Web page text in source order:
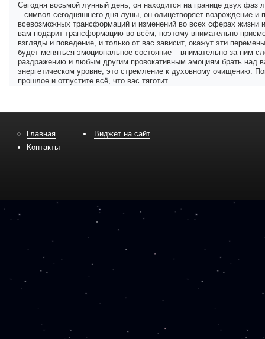
Сегодня восьмой лунный день, он находится на границе двух фаз
– символ сегодняшнего дня луны, он олицетворяет возрождение
всевозможных трансформаций и изменений во всех сферах
вам подарит трансформацию во всём, поэтому внимательно
взгляды и поведение, и только от вас зависит, окажут эти
будет меняться эмоциональное состояние – внимательно за ним
раздражению и любым другим провокативным эмоциям брать над
энергетическом уровне, это стремление к духовному очищению.
прошлое и отпустите всё, что вас тяготит.
Главная
Контакты
Виджет на сайт